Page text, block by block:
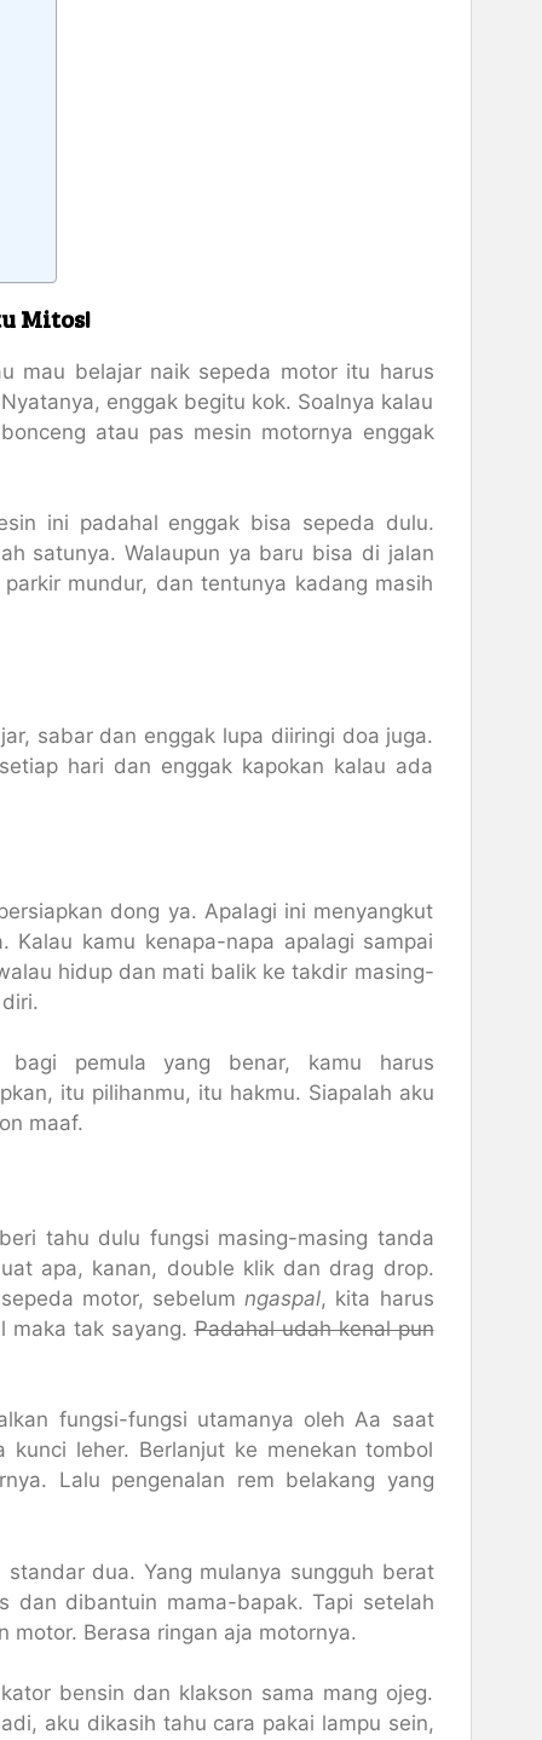
Mitos!
mau belajar naik sepeda motor itu harus
enggak begitu kok. Soalnya kalau
atau pas mesin motornya enggak
ini padahal enggak bisa sepeda dulu.
satunya. Walaupun ya baru bisa di jalan
mundur, dan tentunya kadang masih
sabar dan enggak lupa diiringi doa juga.
hari dan enggak kapokan kalau ada
dong ya. Apalagi ini menyangkut
kamu kenapa-napa apalagi sampai
hidup dan mati balik ke takdir masing-
bagi pemula yang benar, kamu harus
itu pilihanmu, itu hakmu. Siapalah aku
maaf.
tahu dulu fungsi masing-masing tanda
apa, kanan, double klik dan drag drop.
motor, sebelumngaspal, kita harus
maka tak sayang.Padahal udah kenal pun
fungsi-fungsi utamanya oleh Aa saat
leher. Berlanjut ke menekan tombol
Lalu pengenalan rem belakang yang
dua. Yang mulanya sungguh berat
dan dibantuin mama-bapak. Tapi setelah
motor. Berasa ringan aja motornya.
bensin dan klakson sama mang ojeg.
aku dikasih tahu cara pakai lampu sein,